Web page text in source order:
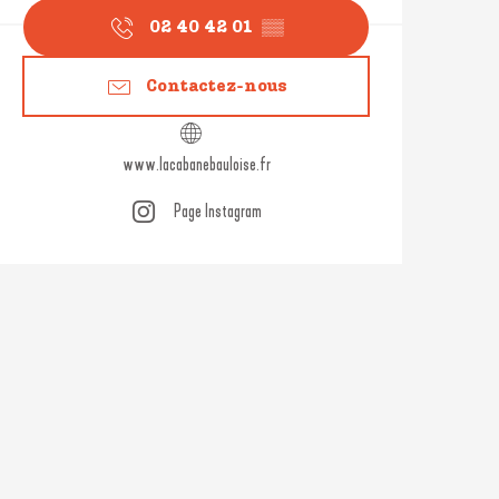
02 40 42 01 ▒▒
Contactez-nous
www.lacabanebauloise.fr
Page Instagram